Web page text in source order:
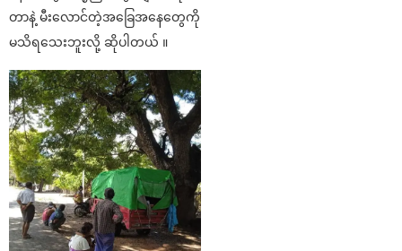
တာနဲ့ မီးလောင်တဲ့အခြေအနေတွေကို
မသိရသေးဘူးလို့ ဆိုပါတယ် ။